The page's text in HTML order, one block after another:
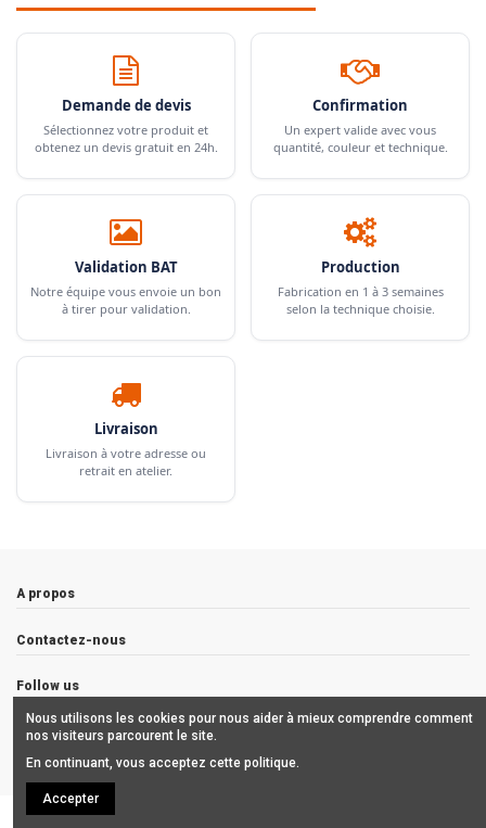
Demande de devis
Sélectionnez votre produit et
obtenez un devis gratuit en 24h.
Confirmation
Un expert valide avec vous
quantité, couleur et technique.
Validation BAT
Notre équipe vous envoie un bon
à tirer pour validation.
Production
Fabrication en 1 à 3 semaines
selon la technique choisie.
Livraison
Livraison à votre adresse ou
retrait en atelier.
A propos
Contactez-nous
Follow us
Newsletter
Copyrights © 2019 ALCHIMISTES BORDEAUX
Nous utilisons les cookies pour nous aider à mieux comprendre comment
nos visiteurs parcourent le site.
En continuant, vous acceptez cette politique.
Accepter